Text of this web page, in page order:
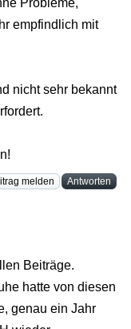
Probleme,
empfindlich mit
nicht sehr bekannt
melden Antworten
Beiträge.
hatte von diesen
genau ein Jahr